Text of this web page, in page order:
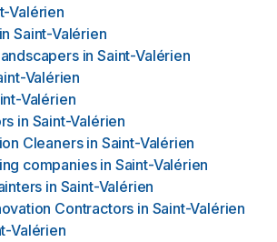
Valérien
in Saint-Valérien
in Saint-Valérien
Valérien
Valérien
in Saint-Valérien
Cleaners in Saint-Valérien
companies in Saint-Valérien
in Saint-Valérien
Contractors in Saint-Valérien
Valérien